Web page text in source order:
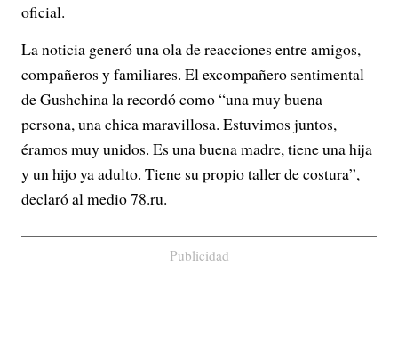
oficial.
La noticia generó una ola de reacciones entre amigos,
compañeros y familiares. El excompañero sentimental
de Gushchina la recordó como “una muy buena
persona, una chica maravillosa. Estuvimos juntos,
éramos muy unidos. Es una buena madre, tiene una hija
y un hijo ya adulto. Tiene su propio taller de costura”,
declaró al medio 78.ru.
Publicidad